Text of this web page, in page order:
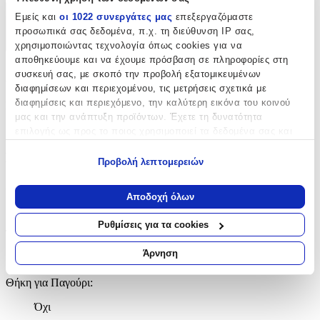
Εμείς και οι 1022 συνεργάτες μας επεξεργαζόμαστε
προσωπικά σας δεδομένα, π.χ. τη διεύθυνση IP σας,
χρησιμοποιώντας τεχνολογία όπως cookies για να
αποθηκεύουμε και να έχουμε πρόσβαση σε πληροφορίες στη
συσκευή σας, με σκοπό την προβολή εξατομικευμένων
διαφημίσεων και περιεχομένου, τις μετρήσεις σχετικά με
διαφημίσεις και περιεχόμενο, την καλύτερη εικόνα του κοινού
μας και την ανάπτυξη προϊόντων. Έχετε τη δυνατότητα
Να συλλέξουμε πληροφορίες σχετικά με τη γεωγραφική
σας τοποθεσία, οι οποίες μπορεί να είναι ακριβείς σε
απόσταση μερικών μέτρων
Να αναγνωρίσουμε τη συσκευή σας σαρώνοντας ενεργά
για συγκεκριμένα χαρακτηριστικά (δακτυλικό αποτύπωμα)
Μάθετε περισσότερα σχετικά με τον τρόπο επεξεργασίας των
προσωπικών σας δεδομένων και καθορίστε τις προτιμήσεις σας
ανακαλέσετε τη συγκατάθεσή σας ανά πάσα στιγμή από τη
Προβολή λεπτομερειών
Αποδοχή όλων
Ρυθμίσεις για τα cookies
Άρνηση
Χαρακτηριστικά
+
Χαρακτηριστικά
Κατασκευαστής:
Βασικά Χαρακτηριστικά
Χρώμα:
Πολύχρωμο
Τύπος:
Θήκη για Παγούρι:
Όχι